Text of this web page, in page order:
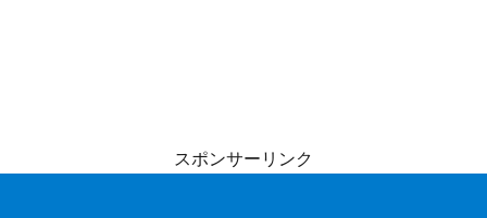
スポンサーリンク